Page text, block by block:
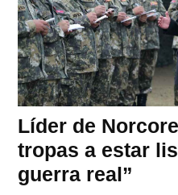
Líder de
tropas a estar
guerra real”